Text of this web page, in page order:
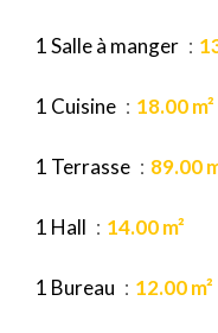
1 Salle à manger
1 Cuisine 18.00 m²
1 Terrasse 89.00
1 Hall 14.00 m²
1 Bureau 12.00 m²